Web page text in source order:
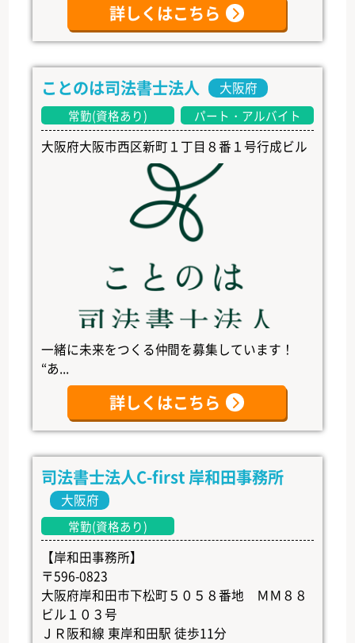
詳しくはこちら
ことのは司法書士法人 大阪府
常勤(資格あり) パート・アルバイト
大阪府大阪市西区新町１丁目８番１号行成ビル
一緒に未来をつくる仲間を募集しています！
“あ...
詳しくはこちら
司法書士法人C-first 岸和田事務所
大阪府
常勤(資格あり)
【岸和田事務所】
〒596-0823
大阪府岸和田市下松町５０５８番地 ＭＭ８８
ビル１０３号
ＪＲ阪和線 東岸和田駅 徒歩11分